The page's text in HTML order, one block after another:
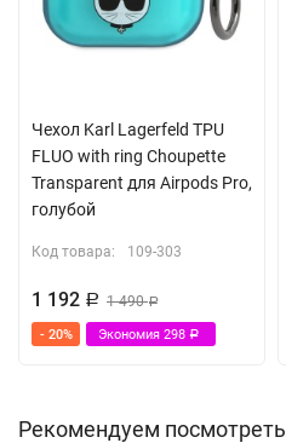
КОМПЛЕКТ
Чехол Karl Lagerfeld TPU
FLUO with ring Choupette
Transparent для Airpods Pro,
голубой
Код товара: 109-303
1 192 Р 1 490Р
- 20% Экономия 298 Р
Рекомендуем посмотреть